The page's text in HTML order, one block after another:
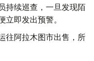
持续巡查，一旦发现陌
即发出预警。
往阿拉木图市出售，所